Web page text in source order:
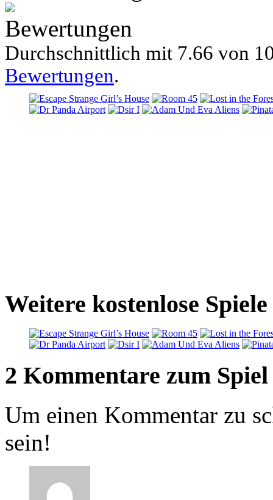
Bewertungen
Durchschnittlich mit 7.66 von
Bewertungen.
Weitere kostenlose
2 Kommentare zum Spiel
Um einen Kommentar zu
sein!